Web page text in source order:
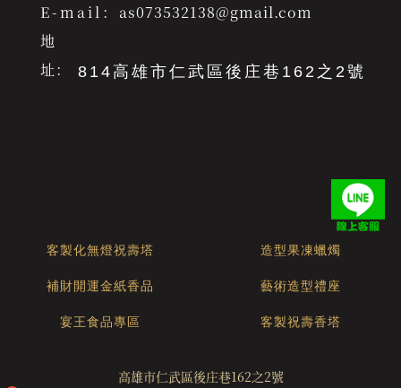
E-mail： as073532138@gmail.com
地
址：
814高雄市仁武區後庄巷162之2號
客製化無燈祝壽塔 造型果凍蠟燭
補財開運金紙香品 藝術造型禮座
宴王食品專區 客製祝壽香塔
高雄市仁武區後庄巷162之2號